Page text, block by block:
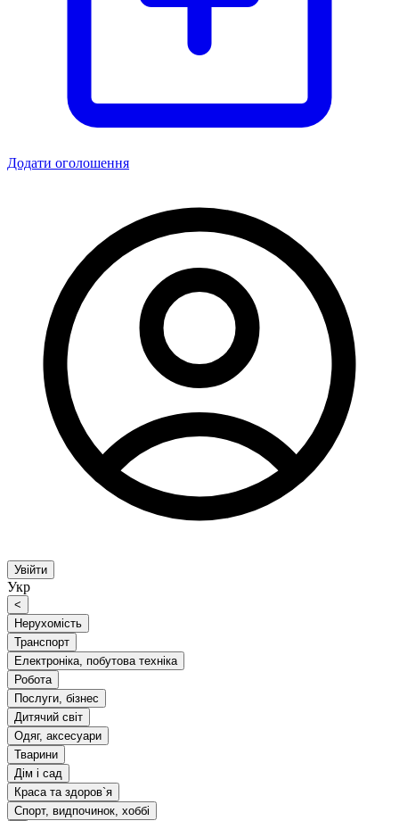
Додати оголошення
Увійти
Укр
<
Нерухомість
Транспорт
Електроніка, побутова техніка
Робота
Послуги, бізнес
Дитячий світ
Одяг, аксесуари
Тварини
Дім і сад
Краса та здоров`я
Спорт, видпочинок, хоббі